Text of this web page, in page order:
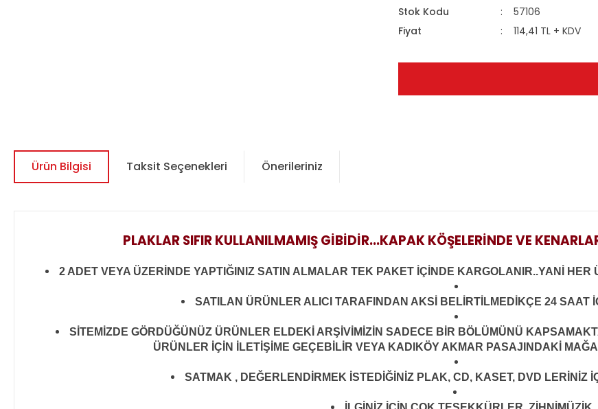
Stok Kodu
57106
Fiyat
114,41 TL + KDV
Ürün Bilgisi Taksit Seçenekleri Önerileriniz
PLAKLAR SIFIR KULLANILMAMIŞ GİBİDİR...KAPAK KÖŞELERİNDE VE
2 ADET VEYA ÜZERİNDE YAPTIĞINIZ SATIN ALMALAR TEK PAKET İÇİNDE KARGOLANIR..YANİ HER
SATILAN ÜRÜNLER ALICI TARAFINDAN AKSİ BELİRTİLMEDİKÇE 24 SAAT
SİTEMİZDE GÖRDÜĞÜNÜZ ÜRÜNLER ELDEKİ ARŞİVİMİZİN SADECE BİR BÖLÜMÜNÜ
ÜRÜNLER İÇİN İLETİŞİME GEÇEBİLİR VEYA KADIKÖY AKMAR PASAJINDAKİ
SATMAK , DEĞERLENDİRMEK İSTEDİĞİNİZ PLAK, CD, KASET, DVD LERİNİZ